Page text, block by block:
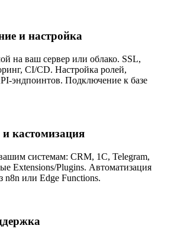
и настройка
на ваш сервер или облако. SSL,
CI/CD. Настройка ролей,
эндпоинтов. Подключение к базе
кастомизация
системам: CRM, 1С, Telegram,
Extensions/Plugins. Автоматизация
n8n или Edge Functions.